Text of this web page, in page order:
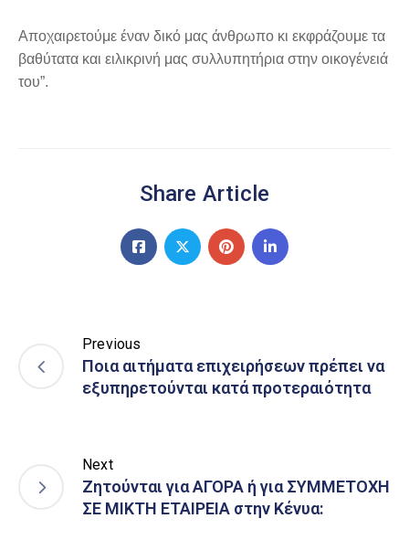
Αποχαιρετούμε έναν δικό μας άνθρωπο κι εκφράζουμε τα
βαθύτατα και ειλικρινή μας συλλυπητήρια στην οικογένειά
του”.
Share Article
Previous
Ποια αιτήματα επιχειρήσεων πρέπει να
εξυπηρετούνται κατά προτεραιότητα
Next
Ζητούνται για ΑΓΟΡΑ ή για ΣΥΜΜΕΤΟΧΗ
ΣΕ ΜΙΚΤΗ ΕΤΑΙΡΕΙΑ στην Κένυα: